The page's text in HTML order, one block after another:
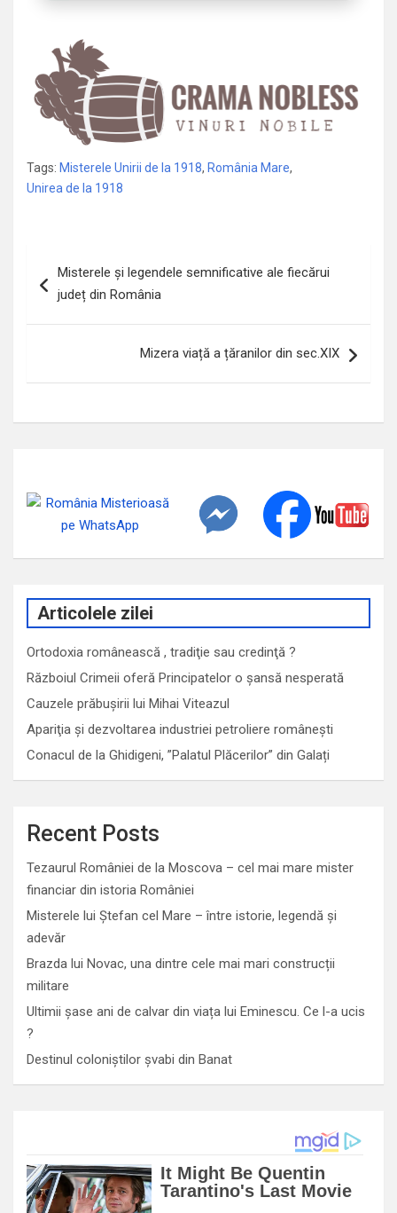
Tags: Misterele Unirii de la 1918, România Mare,
Unirea de la 1918
în
Misterele și legendele semnificative ale fiecărui
județ din România
Mizera viață a țăranilor din sec.XIX
Articolele zilei
Ortodoxia românească , tradiţie sau credinţă ?
Războiul Crimeii oferă Principatelor o șansă nesperată
Cauzele prăbușirii lui Mihai Viteazul
Apariţia şi dezvoltarea industriei petroliere româneşti
Conacul de la Ghidigeni, ”Palatul Plăcerilor” din Galați
Recent Posts
Tezaurul României de la Moscova – cel mai mare mister
financiar din istoria României
Misterele lui Ștefan cel Mare – între istorie, legendă și
adevăr
Brazda lui Novac, una dintre cele mai mari construcții
militare
Ultimii șase ani de calvar din viața lui Eminescu. Ce l-a ucis
?
Destinul coloniștilor șvabi din Banat